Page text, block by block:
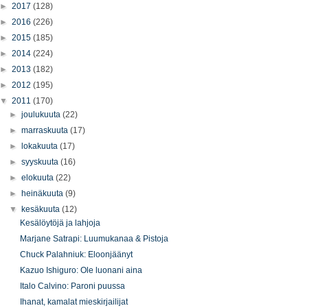
► 2017 (128)
► 2016 (226)
► 2015 (185)
► 2014 (224)
► 2013 (182)
► 2012 (195)
▼ 2011 (170)
►joulukuuta(22)
►marraskuuta(17)
►
lokakuuta(17)
►syyskuuta(16)
►elokuuta(22)
► heinäkuuta(9)
▼
kesäkuuta(12)
Kesälöytöjä ja lahjoja
Marjane Satrapi: Luumukanaa & Pistoja
Chuck Palahniuk: Eloonjäänyt
Kazuo Ishiguro: Ole luonani aina
Italo Calvino: Paroni puussa
Ihanat, kamalat mieskirjailijat